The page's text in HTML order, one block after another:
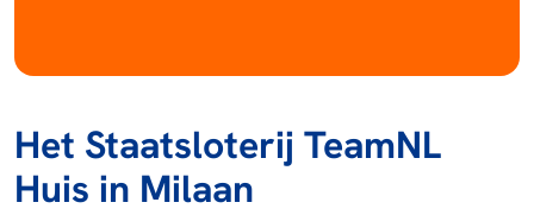
Het Staatsloterij TeamNL
Huis in Milaan